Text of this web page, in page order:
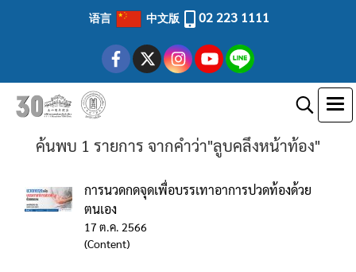
语言 中文版 02 223 1111
ค้นพบ 1 รายการ จากคำว่า"ลูบคลึงหน้าท้อง"
การนวดกดจุดเพื่อบรรเทาอาการปวดท้องด้วย
ตนเอง
17 ต.ค. 2566
(Content)